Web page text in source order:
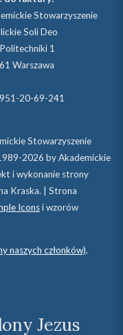
Stowarzyszenie
Soli Deo
1
Warszawa
20-69-241
Stowarzyszenie
2026 by Akademickie
i wykonanie strony
Kraska. | Strona
Iconsi wzorów
naszych członków).
Jezus